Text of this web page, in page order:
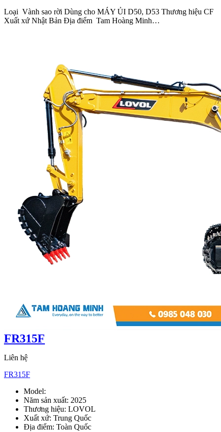
Loại Vành sao rời Dùng cho MÁY ỦI D50, D53 Thương hiệu CF
Xuất xứ Nhật Bản Địa điểm Tam Hoàng Minh…
FR315F
Liên hệ
FR315F
Model:
Năm sản xuất: 2025
Thương hiệu: LOVOL
Xuất xứ: Trung Quốc
Địa điểm: Toàn Quốc